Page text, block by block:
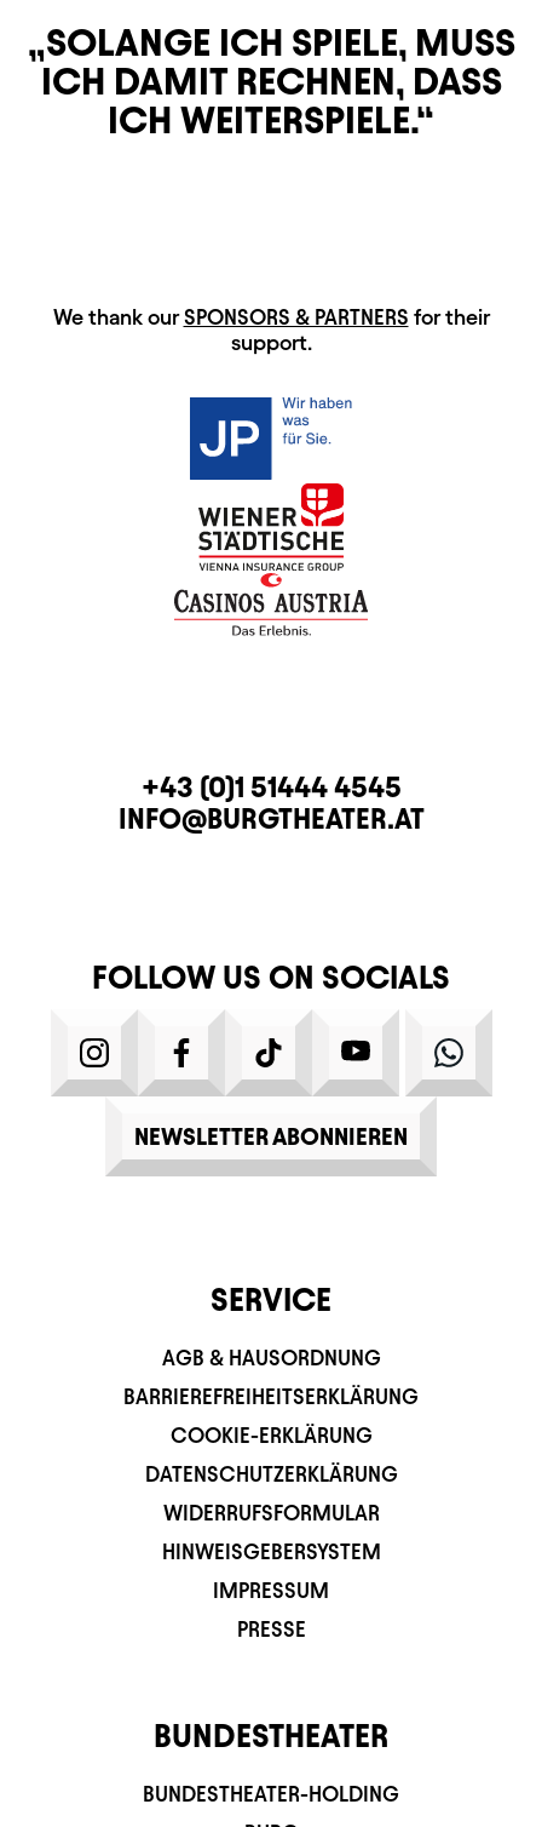
SOLANGE ICH SPIELE, MUSS
ICH DAMIT RECHNEN, DASS
ICH WEITERSPIELE.
HAUPTSPONSOREN
We thank ourSPONSORS & PARTNERS for their
support.
CONTACTTELEPHONE
+43 (0)1 51444 4545
E-MAIL
INFO@BURGTHEATER.AT
FOLLOW US ON SOCIALS
INSTAGRAMFACEBOOKTIKTOK YOUTUBE
NEWSLETTER ABONNIEREN
SERVICE
AGB & HAUSORDNUNG
BARRIEREFREIHEITSERKLÄRUNG
COOKIE-ERKLÄRUNG
DATENSCHUTZERKLÄRUNG
WIDERRUFSFORMULAR
HINWEISGEBERSYSTEM
IMPRESSUM
PRESSE
BUNDESTHEATER
BUNDESTHEATER-HOLDING